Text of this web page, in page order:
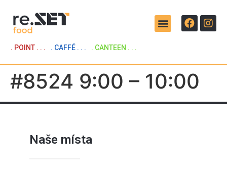
. POINT . . . . CAFFÉ . . . . CANTEEN . . .
#8524 9:00 – 10:00
Naše místa